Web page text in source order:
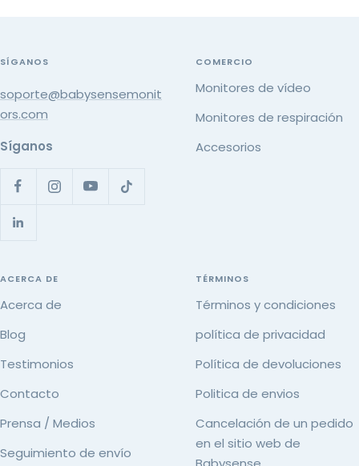
SÍGANOS
soporte@babysensemonit
ors.com
Síganos
COMERCIO
Monitores de vídeo
Monitores de respiración
Accesorios
ACERCA DE
Acerca de
Blog
Testimonios
Contacto
Prensa / Medios
Seguimiento de envío
TÉRMINOS
Términos y condiciones
política de privacidad
Política de devoluciones
Politica de envios
Cancelación de un pedido
en el sitio web de